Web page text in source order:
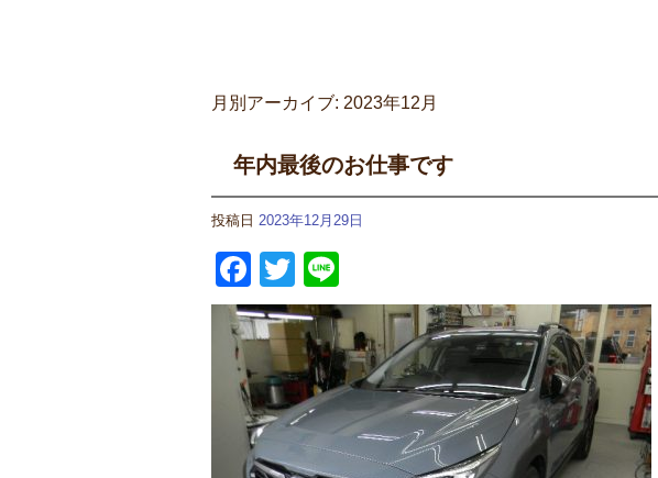
月別アーカイブ: 2023年12月
年内最後のお仕事です
投稿日 2023年12月29日
Facebook
Twitter